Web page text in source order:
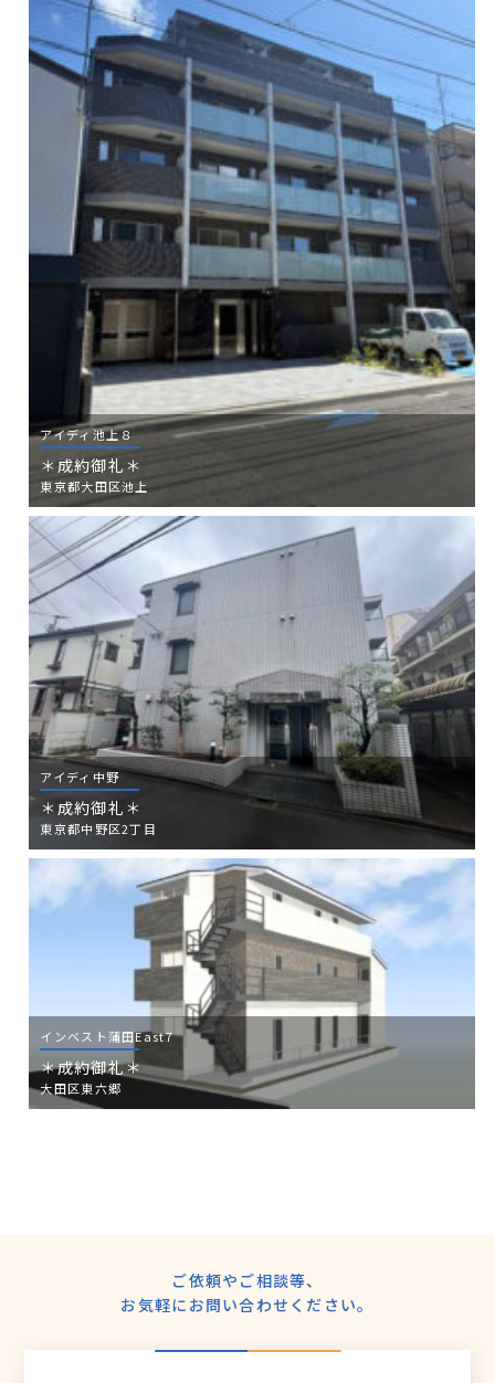
アイディ池上８
＊成約御礼＊
東京都大田区池上
アイディ中野
＊成約御礼＊
東京都中野区2丁目
インベスト蒲田East7
＊成約御礼＊
大田区東六郷
ご依頼やご相談等、
お気軽にお問い合わせください。